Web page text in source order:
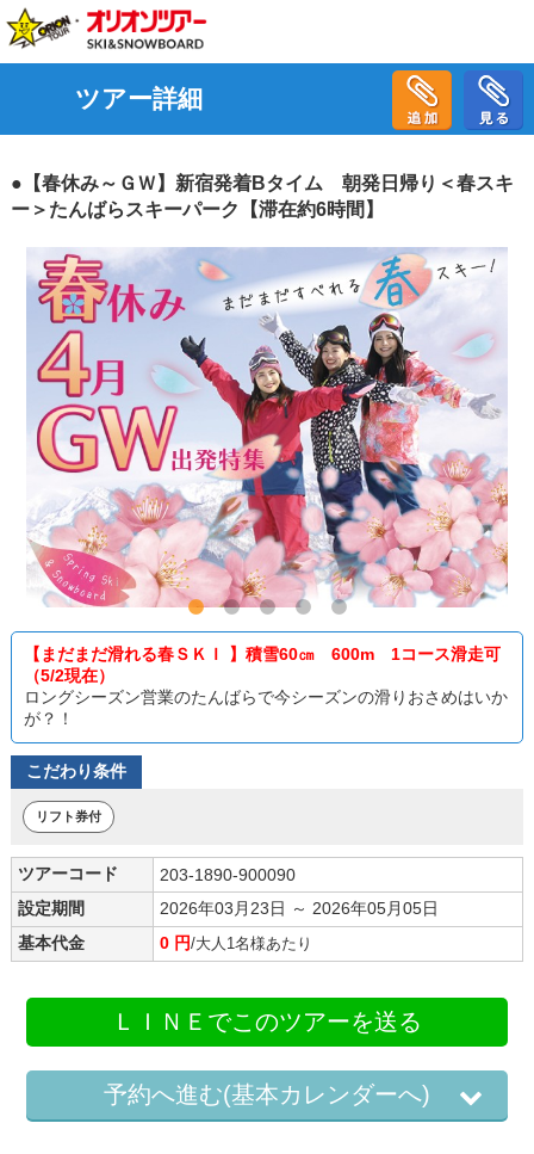
ツアー詳細
●【春休み～ＧＷ】新宿発着Bタイム 朝発日帰り＜春スキ
ー＞たんばらスキーパーク【滞在約6時間】
【まだまだ滑れる春ＳＫＩ 】積雪60㎝ 600m 1コース滑走可
（5/2現在）
ロングシーズン営業のたんばらで今シーズンの滑りおさめはいか
が？！
こだわり条件
リフト券付
ツアーコード
203-1890-900090
設定期間
2026年03月23日 ～ 2026年05月05日
基本代金
0 円/大人1名様あたり
ＬＩＮＥでこのツアーを送る
予約へ進む(基本カレンダーへ)